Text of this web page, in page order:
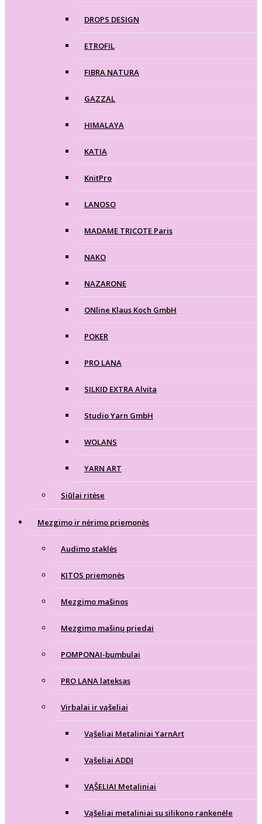
DROPS DESIGN
ETROFIL
FIBRA NATURA
GAZZAL
HIMALAYA
KATIA
KnitPro
LANOSO
MADAME TRICOTE Paris
NAKO
NAZARONE
ONline Klaus Koch GmbH
POKER
PRO LANA
SILKID EXTRA Alvita
Studio Yarn GmbH
WOLANS
YARN ART
Siūlai ritėse
Mezgimo ir nėrimo priemonės
Audimo staklės
KITOS priemonės
Mezgimo mašinos
Mezgimo mašinų priedai
POMPONAI-bumbulai
PRO LANA lateksas
Virbalai ir vąšeliai
Vąšeliai Metaliniai YarnArt
Vąšeliai ADDI
VĄŠELIAI Metaliniai
Vąšeliai metaliniai su silikono rankenėle